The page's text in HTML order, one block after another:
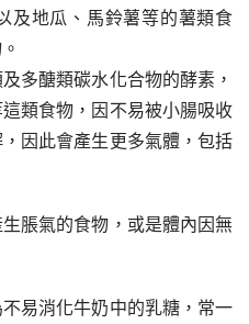
及地瓜、馬鈴薯等的薯類食
多醣類碳水化合物的酵素，
類食物，因不易被小腸吸收
因此會產生更多氣體，包括
脹氣的食物，或是體內因無
易消化牛奶中的乳糖，常一